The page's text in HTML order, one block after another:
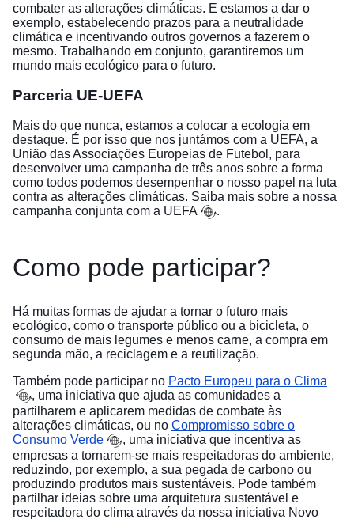
combater as alterações climáticas. E estamos a dar o
exemplo, estabelecendo prazos para a neutralidade
climática e incentivando outros governos a fazerem o
mesmo. Trabalhando em conjunto, garantiremos um
mundo mais ecológico para o futuro.
Parceria UE-UEFA
Mais do que nunca, estamos a colocar a ecologia em
destaque. É por isso que nos juntámos com a UEFA, a
União das Associações Europeias de Futebol, para
desenvolver uma campanha de três anos sobre a forma
como todos podemos desempenhar o nosso papel na luta
contra as alterações climáticas. Saiba mais sobre a nossa
campanha conjunta com a UEFA
.
Como pode participar?
Há muitas formas de ajudar a tornar o futuro mais
ecológico, como o transporte público ou a bicicleta, o
consumo de mais legumes e menos carne, a compra em
segunda mão, a reciclagem e a reutilização.
Também pode participar no Pacto Europeu para o Clima
, uma iniciativa que ajuda as comunidades a
partilharem e aplicarem medidas de combate às
alterações climáticas, ou no Compromisso sobre o
Consumo Verde
, uma iniciativa que incentiva as
empresas a tornarem-se mais respeitadoras do ambiente,
reduzindo, por exemplo, a sua pegada de carbono ou
produzindo produtos mais sustentáveis. Pode também
partilhar ideias sobre uma arquitetura sustentável e
respeitadora do clima através da nossa iniciativa Novo